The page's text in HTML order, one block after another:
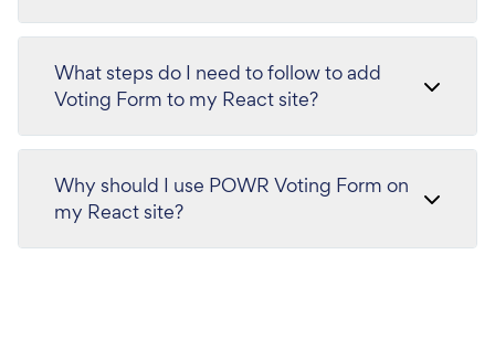
What steps do I need to follow to add
Voting Form to my React site?
Why should I use POWR Voting Form on
my React site?